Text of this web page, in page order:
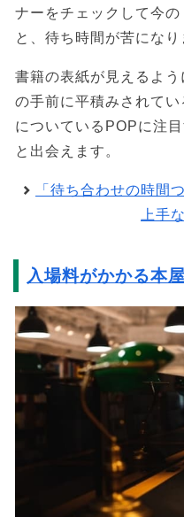
ナーをチェックして今
と、待ち時間が苦になり
書籍の表紙が見えるよ
の手前に平積みされて
についているPOPに注
と出会えます。
「待ち合わせの時間
上手
入場料がかかる本